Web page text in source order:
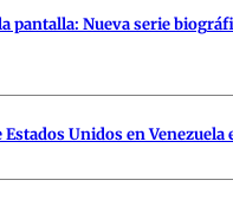
pantalla: Nueva serie
Unidos en